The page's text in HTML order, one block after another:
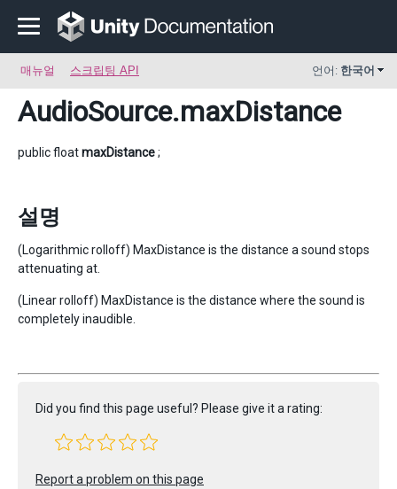
매뉴얼 스크립팅 API 언어: 한국어
AudioSource.maxDistance
public floatmaxDistance;
설명
(Logarithmic rolloff) MaxDistance is the distance a sound stops
attenuating at.
(Linear rolloff) MaxDistance is the distance where the sound is
completely inaudible.
Did you find this page useful? Please give it a rating:
Report a problem on this page